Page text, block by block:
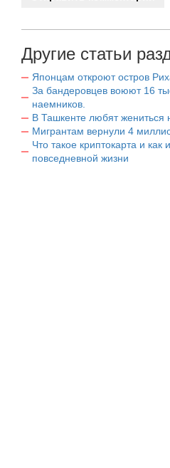
Другие статьи
Японцам откроют остров
За бандеровцев воюют 16
наемников.
В Ташкенте любят жениться
Мигрантам вернули 4
Что такое криптокарта и как
повседневной жизни